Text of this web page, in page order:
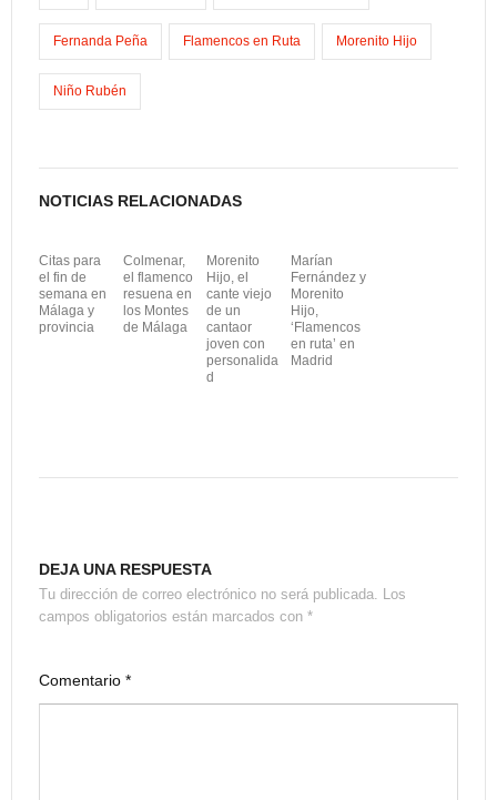
k
o
n
a
r
r
Fernanda Peña Flamencos en Ruta Morenito Hijo
Niño Rubén
NOTICIAS RELACIONADAS
Citas para
el fin de
semana en
Málaga y
provincia
Colmenar,
el flamenco
resuena en
los Montes
de Málaga
Morenito
Hijo, el
cante viejo
de un
cantaor
joven con
personalida
d
Marían
Fernández y
Morenito
Hijo,
‘Flamencos
en ruta’ en
Madrid
DEJA UNA RESPUESTA
Tu dirección de correo electrónico no será publicada. Los
campos obligatorios están marcados con *
Comentario *